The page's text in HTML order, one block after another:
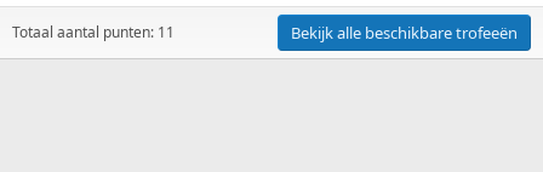
Totaal aantal punten: 11 Bekijk alle beschikbare trofeeën